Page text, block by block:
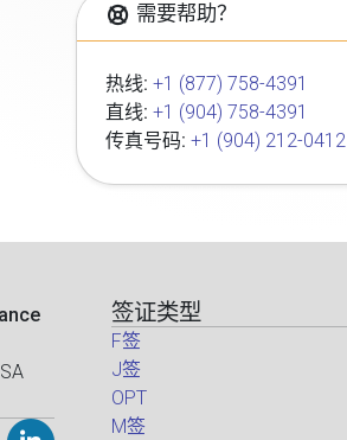
需要帮助？
热线: +1 (877) 758-4391
直线: +1 (904) 758-4391
传真号码: +1 (904) 212-0412
签证类型
F签
J签
OPT
M签